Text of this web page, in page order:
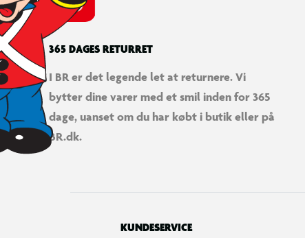
365 DAGES RETURRET
I BR er det legende let at returnere. Vi
bytter dine varer med et smil inden for 365
dage, uanset om du har købt i butik eller på
BR.dk.
KUNDESERVICE